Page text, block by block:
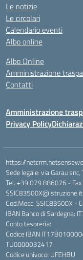
Le notizie
Le circolari
Calendario eventi
Albo online
Albo Online
Amministrazione
Contatti
Amministrazione
Privacy Policy
https://
Sede legale: via Garau snc,
Tel. +39 079 886076 -
Cod.Mecc. SSIC83500X -
IBAN Banco di
Conto tesoreria:
Codice IBAN
TU0000032417
Codice univoco: UFEHBU